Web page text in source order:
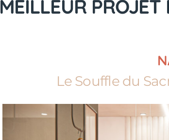
MEILLEUR PROJET
Le Souffle du